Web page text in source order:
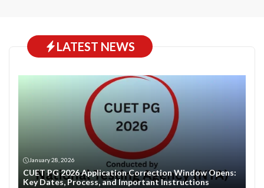
LATEST NEWS
January 28, 2026
CUET PG 2026 Application Correction Window Opens:
Key Dates, Process, and Important Instructions